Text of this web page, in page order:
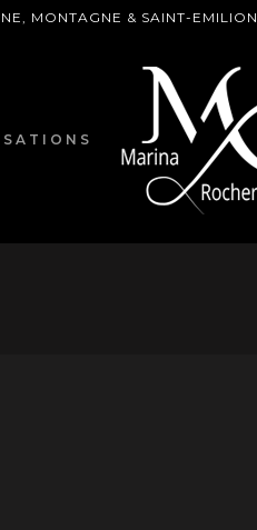
MONTAGNE & SAINT-EMILION